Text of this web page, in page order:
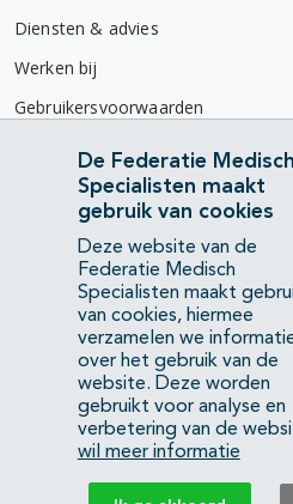
Diensten & advies
Werken bij
Gebruikersvoorwaarden
Privacyverklaring
Contact
Mercatorlaan 1200
3528 BL Utrecht
(088) 505 34 34
info@richtlijnendatabase.nl
YouTubeLinkedIn
De Federatie Medisch
Specialisten maakt
gebruik van cookies
Deze website van de
Federatie Medisch
Specialisten maakt
van cookies, hiermee
verzamelen we
over het gebruik van de
website. Deze worden
gebruikt voor analyse en
verbetering van de
wil meer informatie